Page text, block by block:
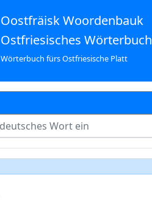
Oostfräisk Woordenbauk
Ostfriesisches Wörterbuch
Wörterbuch fürs Ostfriesische Platt